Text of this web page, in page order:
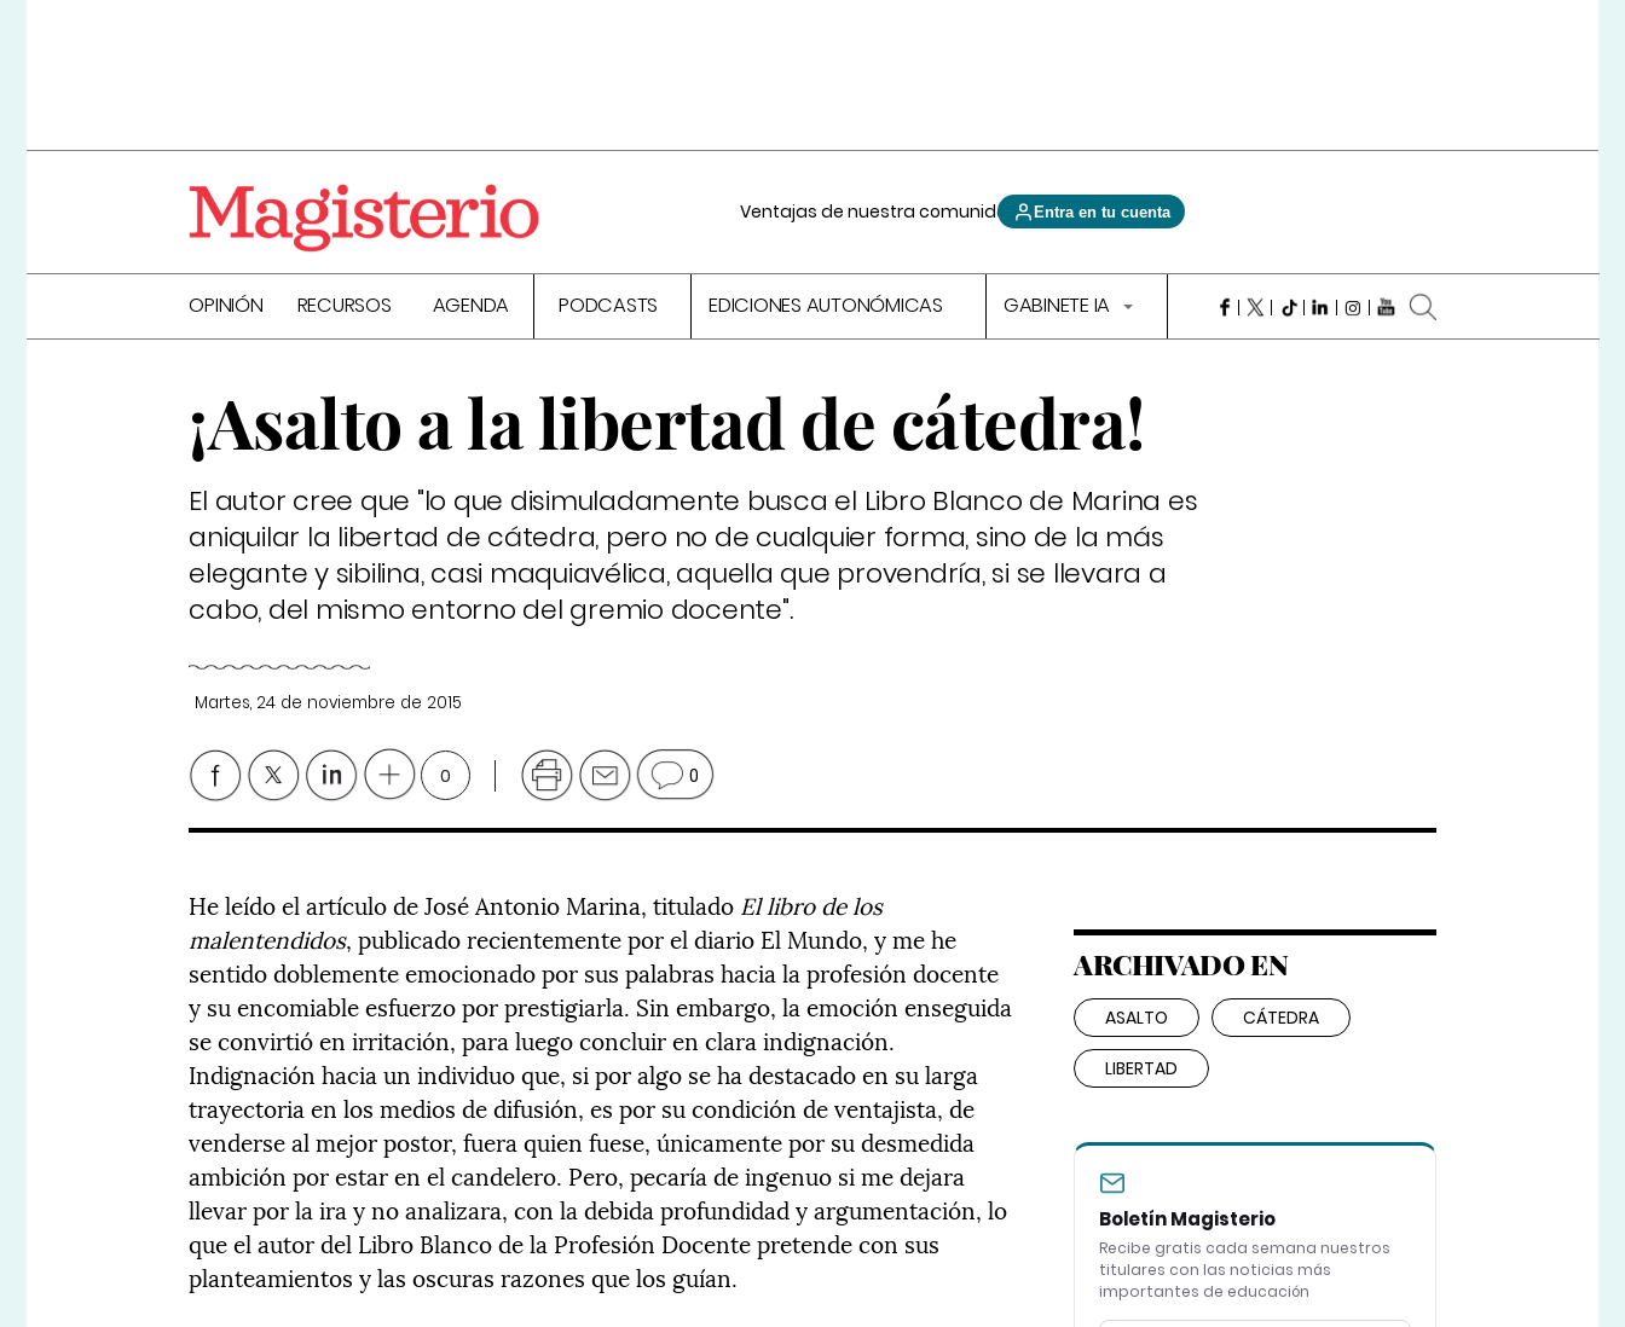
Ventajas de nuestra comunidad Entra en tu cuenta
OPINIÓN RECURSOS AGENDA PODCASTS EDICIONES AUTONÓMICAS GABINETE IA
¡Asalto a la libertad de cátedra!
El autor cree que "lo que disimuladamente busca el Libro Blanco de Marina es
aniquilar la libertad de cátedra, pero no de cualquier forma, sino de la más
elegante y sibilina, casi maquiavélica, aquella que provendría, si se llevara a
cabo, del mismo entorno del gremio docente".
Martes, 24 de noviembre de 2015
0 0
He leído el artículo de José Antonio Marina, titulado El libro de los
malentendidos, publicado recientemente por el diario El Mundo, y me he
sentido doblemente emocionado por sus palabras hacia la profesión docente
y su encomiable esfuerzo por prestigiarla. Sin embargo, la emoción enseguida
se convirtió en irritación, para luego concluir en clara indignación.
Indignación hacia un individuo que, si por algo se ha destacado en su larga
trayectoria en los medios de difusión, es por su condición de ventajista, de
venderse al mejor postor, fuera quien fuese, únicamente por su desmedida
ambición por estar en el candelero. Pero, pecaría de ingenuo si me dejara
llevar por la ira y no analizara, con la debida profundidad y argumentación, lo
que el autor del Libro Blanco de la Profesión Docente pretende con sus
planteamientos y las oscuras razones que los guían.
ARCHIVADO EN
ASALTO CÁTEDRA
LIBERTAD
Boletín Magisterio
Recibe gratis cada semana nuestros
titulares con las noticias más
importantes de educación